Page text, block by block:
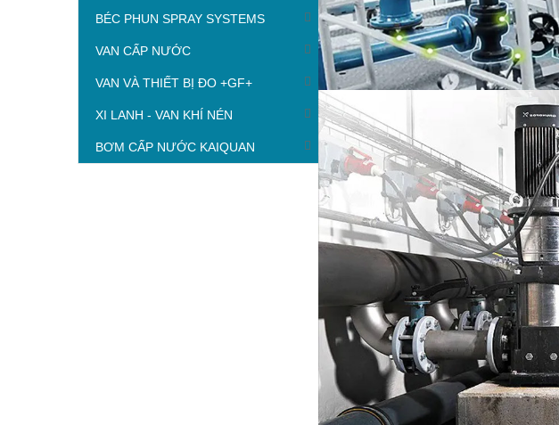
BÉC PHUN SPRAY SYSTEMS
VAN CẤP NƯỚC
VAN VÀ THIẾT BỊ ĐO +GF+
XI LANH - VAN KHÍ NÉN
BƠM CẤP NƯỚC KAIQUAN